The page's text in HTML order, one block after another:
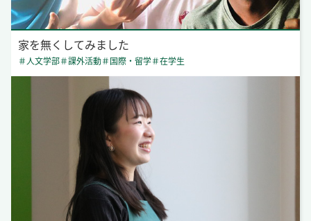
家を無くしてみました
＃人文学部＃課外活動＃国際・留学＃在学生